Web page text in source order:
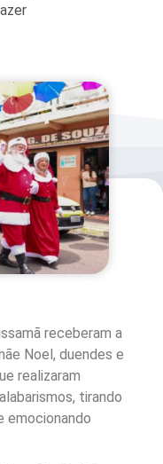
receberam a
Noel, duendes e
realizaram
tirando
emocionando